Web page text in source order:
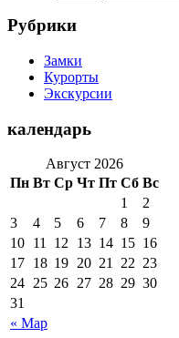
Рубрики
Замки
Курорты
Экскурсии
календарь
Август 2026
Пн Вт Ср Чт Пт Сб Вс
« Мар
1
2
3
4 5 6 7 8
9
10 11 12 13 14 15 16
17 18 19 20 21 22 23
24 25 26 27 28 29 30
31